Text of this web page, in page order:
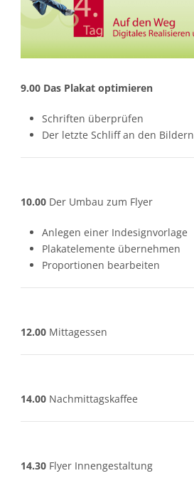
9.00 Das Plakat optimieren
Schriften überprüfen
Der letzte Schliff an den Bildern
10.00 Der Umbau zum Flyer
Anlegen einer Indesignvorlage
Plakatelemente übernehmen
Proportionen bearbeiten
12.00 Mittagessen
14.00 Nachmittagskaffee
14.30 Flyer Innengestaltung